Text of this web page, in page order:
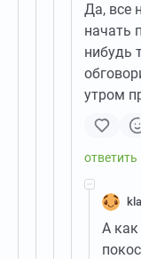
Да, все
начать
нибудь
утром
А как